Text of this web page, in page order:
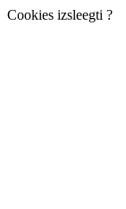
Cookies izsleegti ?